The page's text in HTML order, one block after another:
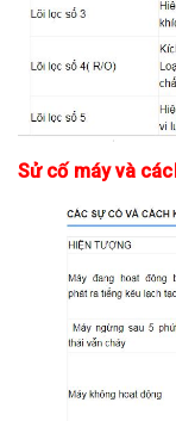
Sử cố máy và